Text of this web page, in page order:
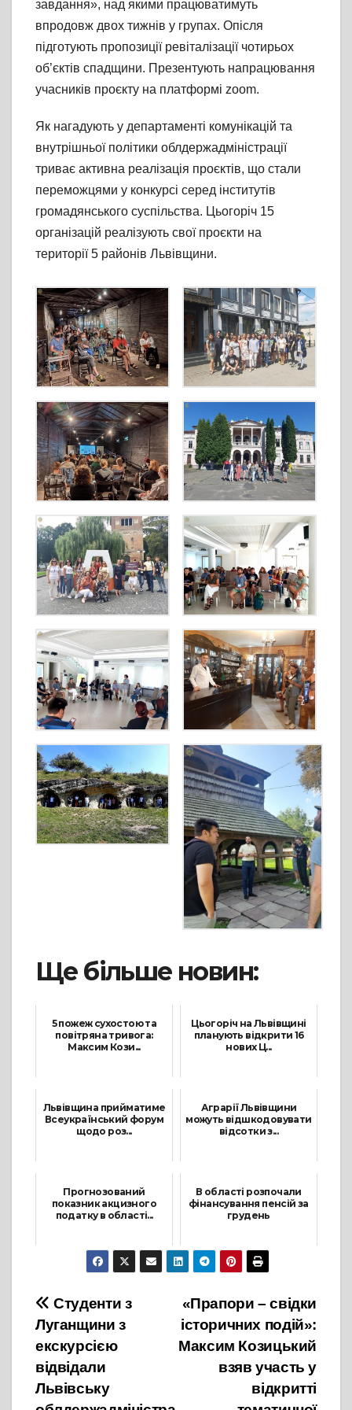
завдання», над якими працюватимуть
впродовж двох тижнів у групах. Опісля
підготують пропозиції ревіталізації чотирьох
об’єктів спадщини. Презентують напрацювання
учасників проєкту на платформі zoom.
Як нагадують у департаменті комунікацій та
внутрішньої політики облдержадміністрації
триває активна реалізація проєктів, що стали
переможцями у конкурсі серед інститутів
громадянського суспільства. Цьогоріч 15
організацій реалізують свої проєкти на
території 5 районів Львівщини.
Ще більше новин:
5 пожеж сухостою та
повітряна тривога:
Максим Кози...
Цьогоріч на Львівщині
планують відкрити 16
нових Ц...
Львівщина прийматиме
Всеукраїнський форум
щодо роз...
Аграрії Львівщини
можуть відшкодовувати
відсотки з...
Прогнозований
показник акцизного
податку в області...
29 Липня, 2021
В області розпочали
фінансування пенсій за
грудень
3 Грудня, 2021
Навігація
записів
«Прапори – свідки
історичних подій»:
Максим Козицький
взяв участь у
відкритті
Студенти з
Луганщини з
екскурсією
відвідали
Львівську